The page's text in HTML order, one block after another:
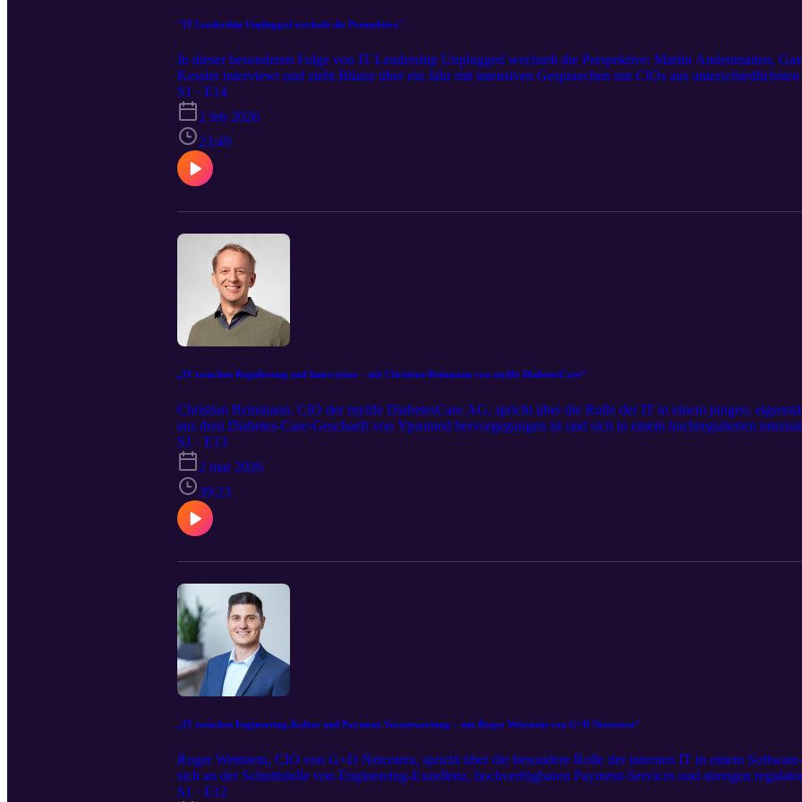
"IT Leadership Unplugged wechselt die Perspektive"
In dieser besonderen Folge von IT Leadership Unplugged wechselt die Perspektive: Martin Andenmatten,
Kessler interviewt und zieht Bilanz über ein Jahr mit intensiven Gespraechen mit CIOs aus
Im Fokus stehen die Frage, wie es den CIOs in der Schweiz heute wirklich geht, welche Herausforderungen
sich ihre Rolle zwischen strategischer Mitgestaltung und hohem operativem Druck weiterentwickelt. Themen
Cybersecurity, Fachkraeftemangel, steigende regulatorische Anforderungen sowie die zunehmende
reflektiert. Glenfis AG: www.glenfis.ch Martin Andenmatten auf LinkedIn: https://www.linkedin.com/in/
S1 · E14
2 feb 2026
23:49
„IT zwischen Regulierung und Innovation – mit Christian Reinmann von mylife DiabetesCare“
Christian Reinmann, CIO der mylife DiabetesCare AG, spricht über die Rolle der IT in einem jungen,
aus dem Diabetes-Care-Geschaeft von Ypsomed hervorgegangen ist und sich in einem hochregulierten
Gespraech mit Martin Andenmatten zeigt er auf, wie eine IT-Organisation im Spannungsfeld zwischen
Innovationsdruck positioniert wird – und wie es gelingt, aus einer Konzernstruktur heraus eine eigenstaendige,
aufzubauen. Themen sind unter anderem der IT-Carve-out, die Bedeutung von Compliance und
Zusammenarbeit mit den Fachbereichen auf operativer Ebene sowie die Balance zwischen Kostendisziplin
Besonders spannend: Wie gestaltet man eine IT so, dass sie in einem sensiblen Umfeld nicht nur verlaesslicher
digitaler Therapieloesungen wird? mylife DiabetesCare AG: https://www.mylife-diabetescare.com Christian
https://www.linkedin.com/in/christian-r-3144992/
S1 · E13
2 mar 2026
39:23
„IT zwischen Engineering-Kultur und Payment-Verantwortung – mit Roger Wettstein von G+D Netcetera“
Roger Wettstein, CIO von G+D Netcetera, spricht über die besondere Rolle der internen IT in einem
sich an der Schnittstelle von Engineering-Exzellenz, hochverfügbaren Payment-Services und strengen
Gespräch mit Martin Andenmatten zeigt er auf, wie sich interne IT in einem Umfeld positioniert, in dem viele
S1 · E12